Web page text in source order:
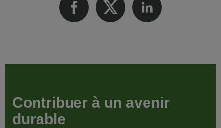
Contribuer à un avenir
durable